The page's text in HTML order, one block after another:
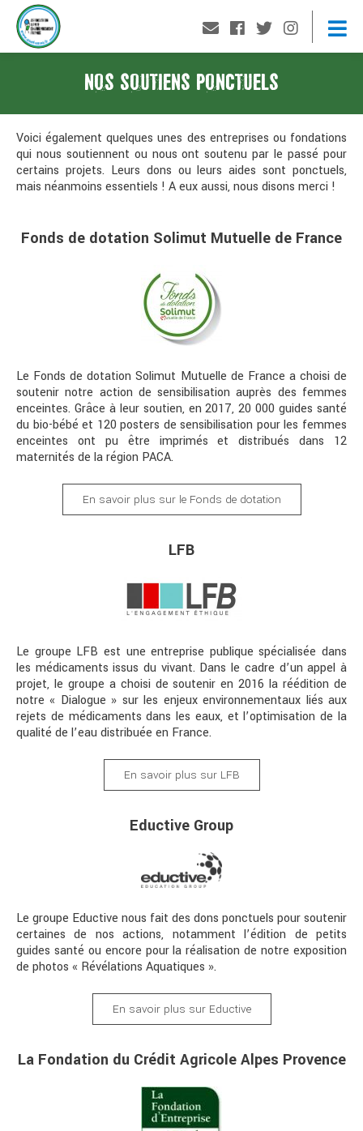
NOS SOUTIENS PONCTUELS
Voici également quelques unes des entreprises ou fondations
qui nous soutiennent ou nous ont soutenu par le passé pour
certains projets. Leurs dons ou leurs aides sont ponctuels,
mais néanmoins essentiels ! A eux aussi, nous disons merci !
Fonds de dotation Solimut Mutuelle de France
Le Fonds de dotation Solimut Mutuelle de France a choisi de
soutenir notre action de sensibilisation auprès des femmes
enceintes. Grâce à leur soutien, en 2017, 20 000 guides santé
du bio-bébé et 120 posters de sensibilisation pour les femmes
enceintes ont pu être imprimés et distribués dans 12
maternités de la région PACA.
En savoir plus sur le Fonds de dotation
LFB
Le groupe LFB est une entreprise publique spécialisée dans
les médicaments issus du vivant. Dans le cadre d’un appel à
projet, le groupe a choisi de soutenir en 2016 la réédition de
notre « Dialogue » sur les enjeux environnementaux liés aux
rejets de médicaments dans les eaux, et l’optimisation de la
qualité de l’eau distribuée en France.
En savoir plus sur LFB
Eductive Group
Le groupe Eductive nous fait des dons ponctuels pour soutenir
certaines de nos actions, notamment l’édition de petits
guides santé ou encore pour la réalisation de notre exposition
de photos « Révélations Aquatiques ».
En savoir plus sur Eductive
La Fondation du Crédit Agricole Alpes Provence